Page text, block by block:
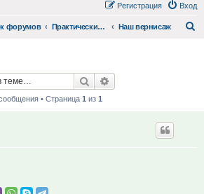
Вход
Регистрация
форумов Практический раздел Наш вернисаж
Поиск
• Страница 1 из 1